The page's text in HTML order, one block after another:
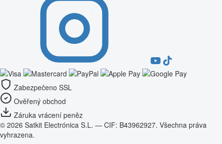
Zabezpečeno SSL
Ověřený obchod
Záruka vrácení peněz
© 2026 Satkit Electrónica S.L. — CIF: B43962927. Všechna práva
vyhrazena.